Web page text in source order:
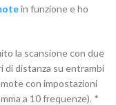
in funzione e ho
la scansione con due
di distanza su entrambi
con impostazioni
a 10 frequenze). *